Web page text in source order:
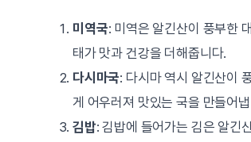
미역국: 미역은 알긴산이 풍부한
태가 맛과 건강을 더해줍니다.
다시마국: 다시마 역시 알긴산이
게 어우러져 맛있는 국을 만들어
김밥: 김밥에 들어가는 김은 알긴